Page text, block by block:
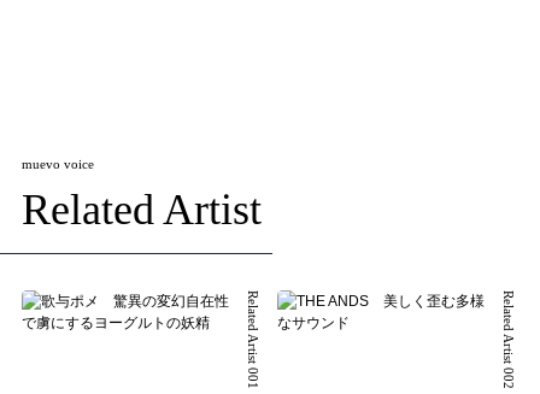
muevo voice
Related Artist
Related Artist 001 Related Artist 002